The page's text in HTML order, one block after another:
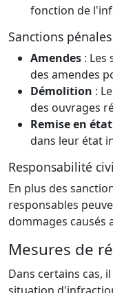
fonction de
Sanctions pénales
Amendes : Les
des amendes
Démolition :
des ouvrages
Remise en état
dans leur état
Responsabilité
En plus des
responsables
dommages causés
Mesures de
Dans certains cas,
situation